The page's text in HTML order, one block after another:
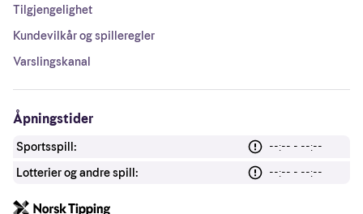
Tilgjengelighet
Kundevilkår og spilleregler
Varslingskanal
Åpningstider
Sportsspill:
--:-- - --:--
Lotterier og andre spill:
--:-- - --:--